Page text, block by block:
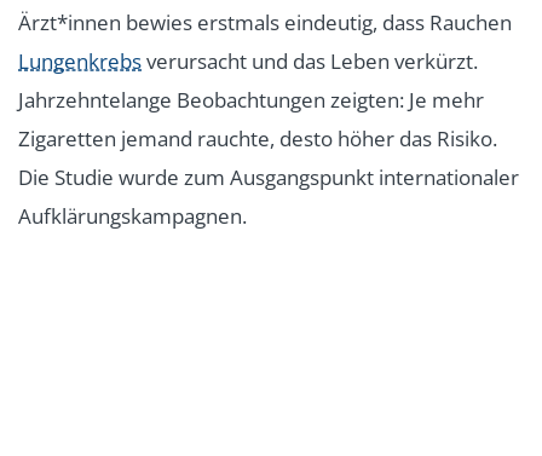
Ärzt*innen bewies erstmals eindeutig, dass Rauchen
Lungenkrebsverursacht und das Leben verkürzt.
Jahrzehntelange Beobachtungen zeigten: Je mehr
Zigaretten jemand rauchte, desto höher das Risiko.
Die Studie wurde zum Ausgangspunkt internationaler
Aufklärungskampagnen.